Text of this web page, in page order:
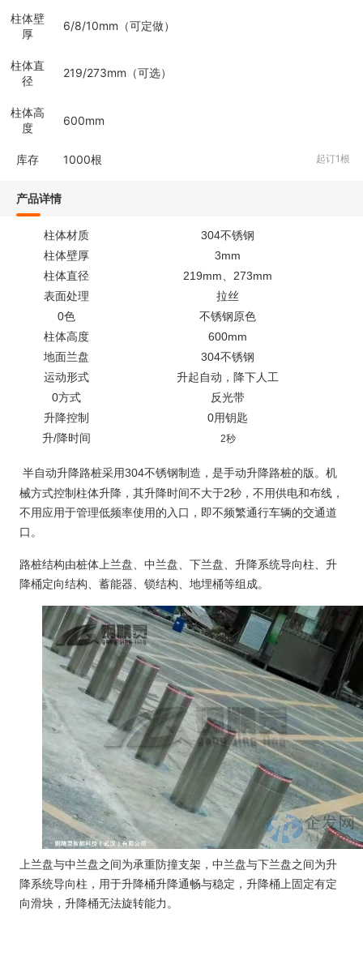
柱体壁
厚
6/8/10mm（可定做）
柱体直
径
219/273mm（可选）
柱体高
度
600mm
库存 1000根 起订1根
产品详情
柱体材质 304不锈钢
柱体壁厚
3mm
柱体直径 219mm、 273mm
表面处理 拉丝
0色
不锈钢原色
柱体高度
600mm
地面兰盘 304不锈钢
运动形式
升起自动，降下人工
0方式
反光带
升降控制
0用钥匙
升/降时间 2秒
半自动升降路桩采用304不锈钢制造，是手动升降路桩的版。机
械方式控制柱体升降，其升降时间不大于2秒， 不用供电和布线，
不用 应用于管理低频率使用的入口，即不频繁通行车辆的交通道
口。
路桩结构由桩体上兰盘、中兰盘、下兰盘、升降系统导向柱、升
降桶定向结构、蓄能器、锁结构、地埋桶等组成。
上兰盘与中兰盘之间为承重防撞支架，中兰盘与下兰盘之间为升
降系统导向柱，用于升降桶升降通畅与稳定，升降桶上固定有定
向滑块，升降桶无法旋转能力。